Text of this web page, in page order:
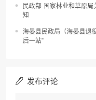
民政部 国家林业和草原
知
海晏县民政局（海晏县退
后一站”
发布评论